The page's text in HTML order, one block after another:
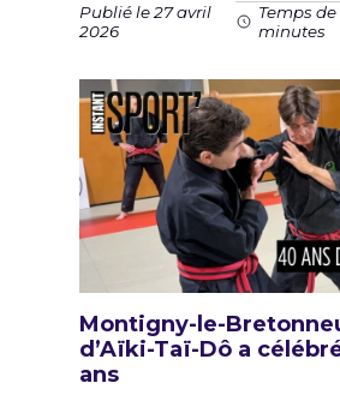
Publié le 27 avril
2026
Temps
minutes
Montigny-le-
d’Aïki-Taï-Dô a
ans